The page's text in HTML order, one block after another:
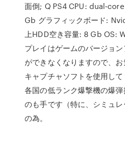
面倒; Q PS4 CPU: dual-
Gb グラフィックボード:
上HDD空き容量: 8 Gb OS:
プレイはゲームのバージョ
ができなくなりますので、
キャプチャソフトを使用し
各国の低ランク爆撃機の爆
のも手です（特に、シミュ
の為。